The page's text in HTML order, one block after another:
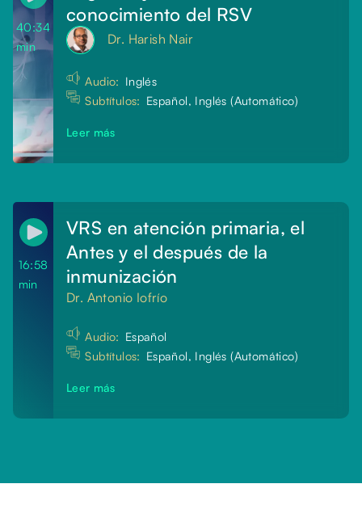
40:34
min
conocimiento del RSV
Dr. Harish Nair
Audio: Inglés
Subtítulos: Español, Inglés (Automático)
Leer más
16:58
min
VRS en atención primaria, el
Antes y el después de la
inmunización
Dr. Antonio Iofrío
Audio: Español
Subtítulos: Español, Inglés (Automático)
Leer más